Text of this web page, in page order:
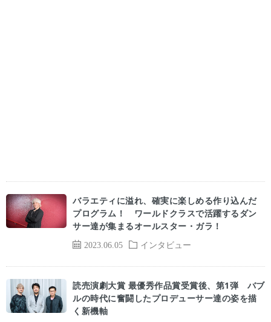
2023.06.05 インタビュー
バラエティに溢れ、確実に楽しめる作り込んだ
プログラム！ ワールドクラスで活躍するダン
サー達が集まるオールスター・ガラ！
読売演劇大賞 最優秀作品賞受賞後、第1弾 バブ
ルの時代に奮闘したプロデューサー達の姿を描
く新機軸